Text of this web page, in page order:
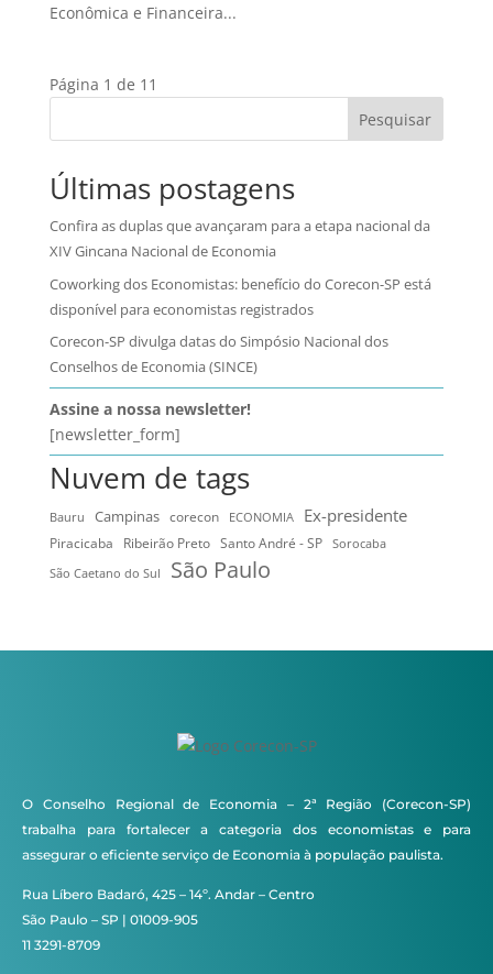
Econômica e Financeira...
Página 1 de 1 1
Pesquisar
Últimas postagens
Confira as duplas que avançaram para a etapa nacional da
XIV Gincana Nacional de Economia
Coworking dos Economistas: benefício do Corecon-SP está
disponível para economistas registrados
Corecon-SP divulga datas do Simpósio Nacional dos
Conselhos de Economia (SINCE)
Assine a nossa newsletter!
[newsletter_form]
Nuvem de tags
Bauru Campinas corecon ECONOMIA Ex-presidente
Piracicaba Ribeirão Preto Santo André - SP
Sorocaba
São Caetano do Sul
São Paulo
O Conselho Regional de Economia – 2ª Região (Corecon-SP)
trabalha para fortalecer a categoria dos economistas e para
assegurar o eficiente serviço de Economia à população paulista.
Rua Líbero Badaró, 425 – 14º. Andar – Centro
São Paulo – SP | 01009-905
11 3291-8709